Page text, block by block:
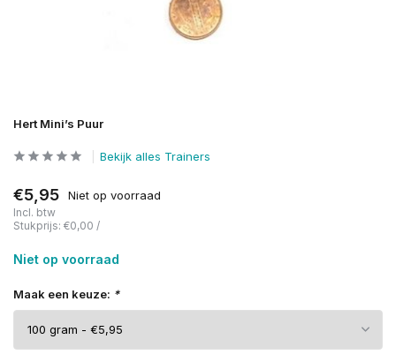
Hert Mini’s Puur
Bekijk alles Trainers
€5,95 Niet op voorraad
Incl. btw
Stukprijs: €0,00 /
Niet op voorraad
Maak een keuze: *